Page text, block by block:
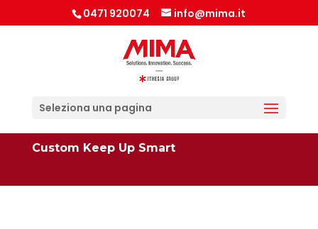
0471 920074 info@mima.it
Seleziona una pagina
Custom Keep Up Smart